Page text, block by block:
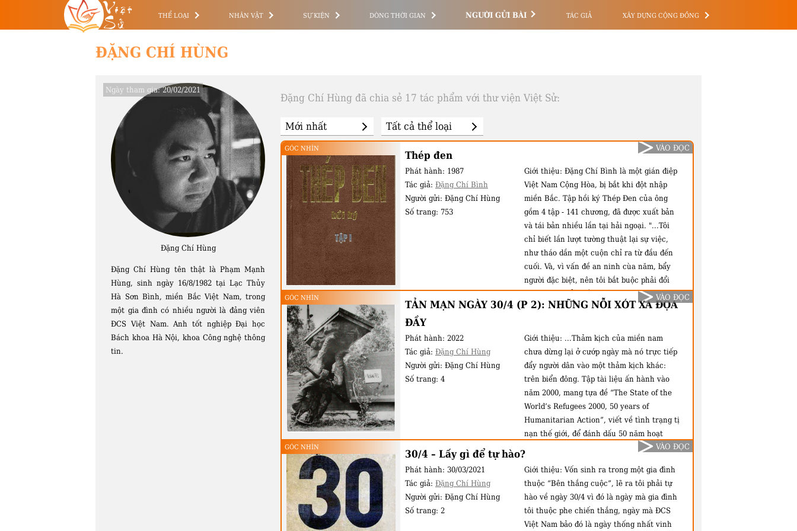
Việt
Sử THỂ LOẠI NHÂN VẬT SỰ KIỆN DÒNG THỜI GIAN NGƯỜI GỬI BÀI TÁC GIẢ XÂY DỰNG CỘNG ĐỒNG
ĐẶNG CHÍ HÙNG
Đặng Chí Hùng
Đặng Chí Hùng tên thật là Phạm Mạnh
Hùng, sinh ngày 16/8/1982 tại Lạc Thủy
Hà Sơn Bình, miền Bắc Việt Nam, trong
một gia đình có nhiều người là đảng viên
ĐCS Việt Nam. Anh tốt nghiệp Đại học
Bách khoa Hà Nội, khoa Công nghệ thông
tin.
Ngày tham gia: 20/02/2021
Đặng Chí Hùng đã chia sẻ 17 tác phẩm với thư viện Việt Sử:
GÓC NHÌN
Thép đen
Phát hành: 1987
Tác giả: Đặng Chí Bình
Người gửi: Đặng Chí Hùng
Số trang: 753
Giới thiệu: Đặng Chí Bình là một gián điệp
Việt Nam Cộng Hòa, bị bắt khi đột nhập
miền Bắc. Tập hồi ký Thép Đen của ông
gồm 4 tập - 141 chương, đã được xuất bản
và tái bản nhiều lần tại hải ngoại. "...Tôi
chỉ biết lần lượt tường thuật lại sự việc,
như tháo dần một cuộn chỉ ra từ đầu đến
cuối. Và, vì vấn đề an ninh cùa năm, bẩy
người đặc biệt, nên tôi bắt buộc phải đổi
tên và địa điểm sống ở trong nước cũng
như ở hải ngoại. Cũng từ ý thức tôn trọng
thứ..."
VÀO ĐỌC
GÓC NHÌN
TẢN MẠN NGÀY 30/4 (P 2): NHỮNG NỖI XÓT XA ĐỌA
ĐẦY￼
Phát hành: 2022
Tác giả: Đặng Chí Hùng
Người gửi: Đặng Chí Hùng
Số trang: 4
Giới thiệu: ...Thảm kịch của miền nam
chưa dừng lại ở cướp ngày mà nó trực tiếp
đẩy người dân vào một thảm kịch khác:
trên biển đông. Tập tài liệu ấn hành vào
năm 2000, mang tựa đề “The State of the
World’s Refugees 2000, 50 years of
Humanitarian Action”, viết về tình trạng tị
nạn thế giới, để đánh dấu 50 năm hoạt
động nhân đạo của Liên Hiệp Quốc, Bà
Hiệp Quốc, đã nói về lòng can trường của
hàng triệu người tị nạn và lánh nạn trên
thế giới đã mất tất cả, ngoại trừ niềm hy
vọng, và đã vượt qua biết bao thử thách và
chông gai để đi tìm con đường sống. Bà
VÀO ĐỌC
GÓC NHÌN
30/4 – Lấy gì để tự hào?
Phát hành: 30/03/2021
Tác giả: Đặng Chí Hùng
Người gửi: Đặng Chí Hùng
Số trang: 2
Giới thiệu: Vốn sinh ra trong một gia đình
thuộc “Bên thắng cuộc”, lẽ ra tôi phải tự
hào về ngày 30/4 vì đó là ngày mà gia đình
tôi thuộc phe chiến thắng, ngày mà ĐCS
Việt Nam bảo đó là ngày thống nhất vinh
VÀO ĐỌC